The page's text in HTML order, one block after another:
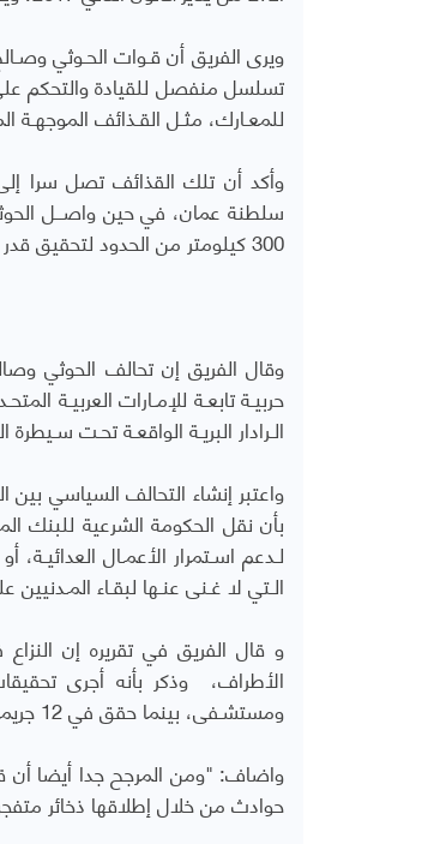
ويرى الفريق أن قـوات الحـوثي
تسلسل منفصل للقيادة والتحكم
للمعـارك، مثـل القـذائف
وأكد أن تلك القذائف تصل سرا
سلطنة عمان، في حين واصــل
300 كيلومتر من الحدود لتحقيق قدر مـن الأثـر السياسي والدعائي.
وقال الفريق إن تحالف الحوثي
حربيـة تابعـة للإمـارات العربيـة
الـرادار البريـة الواقعـة تحـت سـيطرة
واعتبر إنشاء التحالف السياسي
بأن نقل الحكومة الشرعية للبنك
لـدعم اسـتمرار الأعمـال
الـتي لا غـنى عنـها لبقـاء المـدنيين
و قال الفريق في تقريره إن النزاع
ومستشـفى، بينما حقق في 12 جريمة ارتكبتها مليشيا الحوثي.
واضاف: "ومن المرجح جدا أيضا أن
حوادث من خلال إطلاقها ذخائر